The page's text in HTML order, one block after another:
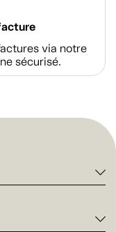
via notre
sécurisé.